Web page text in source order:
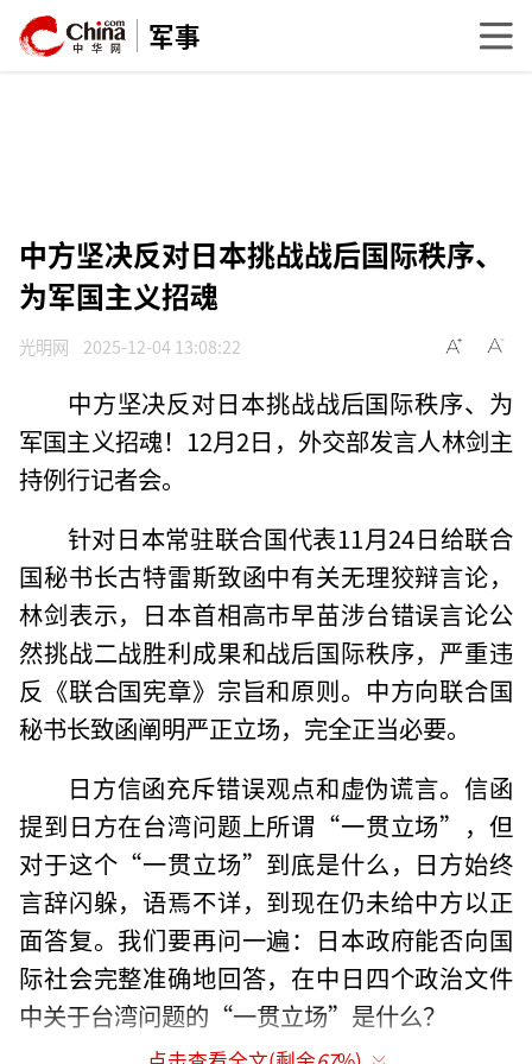
军事
中方坚决反对日本挑战战后国际秩序、
为军国主义招魂
光明网 2025-12-04 13:08:22
中方坚决反对日本挑战战后国际秩序、为
军国主义招魂！12月2日，外交部发言人林剑主
持例行记者会。
针对日本常驻联合国代表11月24日给联合
国秘书长古特雷斯致函中有关无理狡辩言论，
林剑表示，日本首相高市早苗涉台错误言论公
然挑战二战胜利成果和战后国际秩序，严重违
反《联合国宪章》宗旨和原则。中方向联合国
秘书长致函阐明严正立场，完全正当必要。
日方信函充斥错误观点和虚伪谎言。信函
提到日方在台湾问题上所谓“一贯立场”，但
对于这个“一贯立场”到底是什么，日方始终
言辞闪躲，语焉不详，到现在仍未给中方以正
面答复。我们要再问一遍：日本政府能否向国
际社会完整准确地回答，在中日四个政治文件
中关于台湾问题的“一贯立场”是什么？